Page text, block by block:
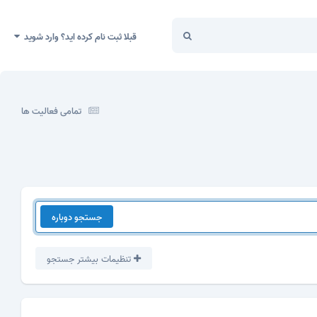
قبلا ثبت نام کرده اید؟ وارد شوید
تمامی فعالیت ها
جستجو دوباره
تنظیمات بیشتر جستجو